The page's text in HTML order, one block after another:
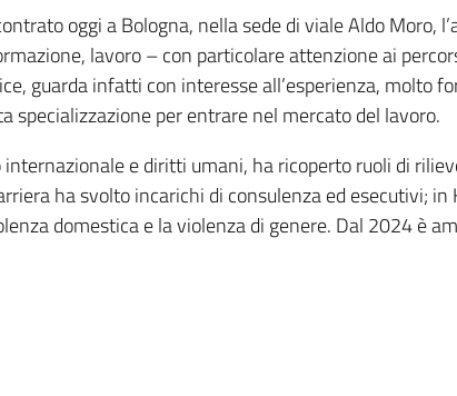
oggi a Bologna, nella sede di viale Aldo Moro,
lavoro – con particolare attenzione ai
guarda infatti con interesseall’esperienza, molto
specializzazione per entrare nel mercato del lavoro.
e diritti umani, ha ricoperto ruoli di
ha svolto incarichi di consulenza ed esecutivi;
domestica e la violenza di genere. Dal 2024 è